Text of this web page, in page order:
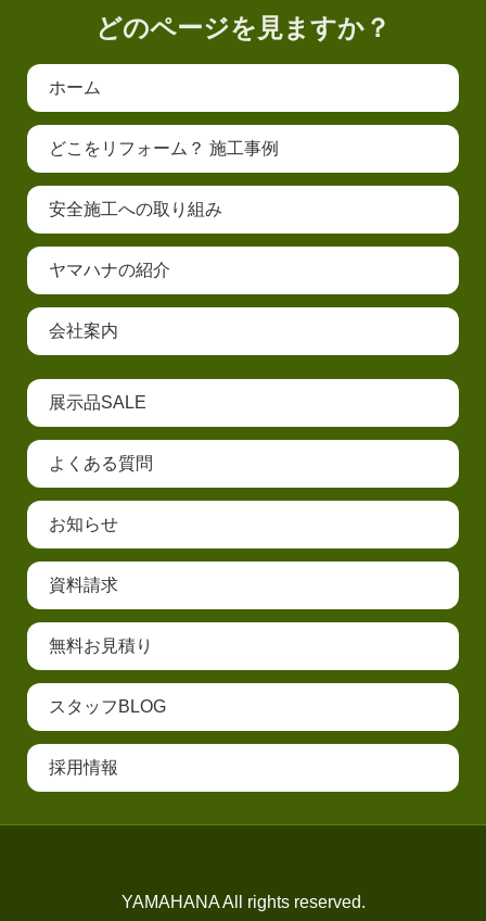
どのページを見ますか？
ホーム
どこをリフォーム？ 施工事例
安全施工への取り組み
ヤマハナの紹介
会社案内
展示品SALE
よくある質問
お知らせ
資料請求
無料お見積り
スタッフBLOG
採用情報
YAMAHANA All rights reserved.